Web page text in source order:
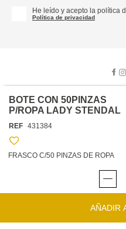
BOTE CON 50PINZAS
P/ROPA LADY STENDAL
REF 431384
FRASCO C/50 PINZAS DE ROPA
AÑADIR
He leído y acepto la política
Política de privacidad
SOBRE
hôma